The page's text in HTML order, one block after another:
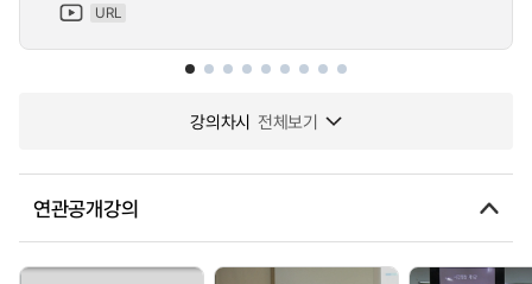
URL
강의차시 전체보기
연관공개강의